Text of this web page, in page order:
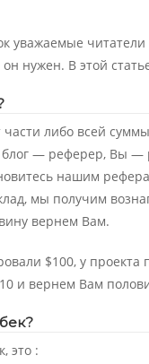
уважаемые читатели
нужен. В этой
либо всей
— реферер, Вы —
нашим
мы получим
вернем Вам.
$100, у проекта
и вернем Вам
это :